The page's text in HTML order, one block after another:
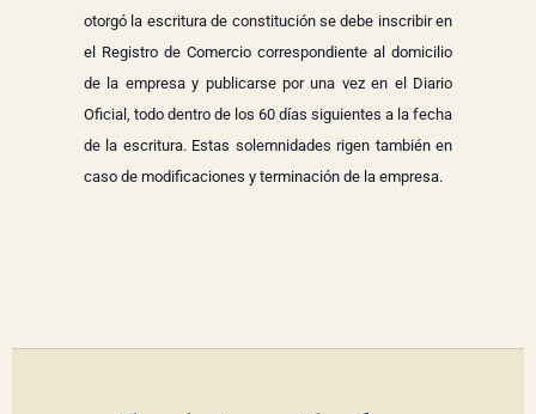
otorgó la escritura de constitución se debe inscribir en
el Registro de Comercio correspondiente al domicilio
de la empresa y publicarse por una vez en el Diario
Oficial, todo dentro de los 60 días siguientes a la fecha
de la escritura. Estas solemnidades rigen también en
caso de modificaciones y terminación de la empresa.